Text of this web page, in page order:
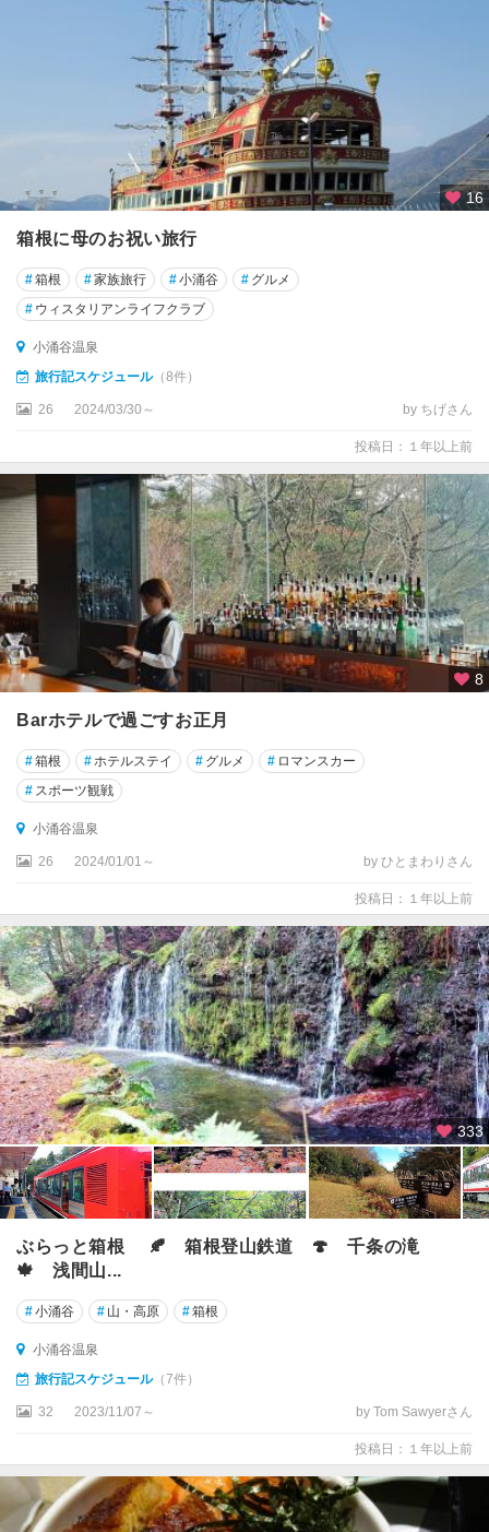
16
箱根に母のお祝い旅行
#箱根 #家族旅行 #小涌谷 # グルメ
# ウィスタリアンライフクラブ
小涌谷温泉
旅行記スケジュール（8件）
26 2024/03/30～ by ちげさん
投稿日：１年以上前
8
Barホテルで過ごすお正月
#箱根 # ホテルステイ # グルメ # ロマンスカー
# スポーツ観戦
小涌谷温泉
26 2024/01/01～ by ひとまわりさん
投稿日：１年以上前
333
ぶらっと箱根 🍂 箱根登山鉄道 🍄 千条の滝
🍁 浅間山...
#小涌谷 # 山・高原 #箱根
小涌谷温泉
旅行記スケジュール（7件）
32 2023/11/07～ by Tom Sawyerさん
投稿日：１年以上前